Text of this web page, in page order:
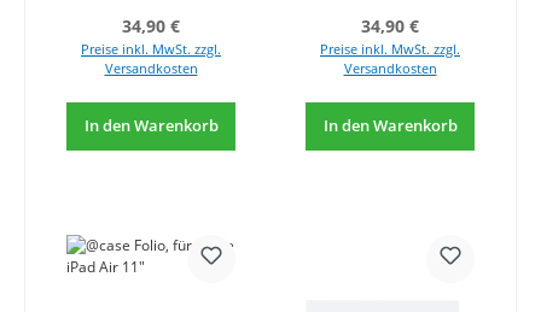
Regulärer Preis:
34,90 €
Preise inkl. MwSt. zzgl.
Versandkosten
In den Warenkorb
Regulärer Preis:
34,90 €
Preise inkl. MwSt. zzgl.
Versandkosten
In den Warenkorb